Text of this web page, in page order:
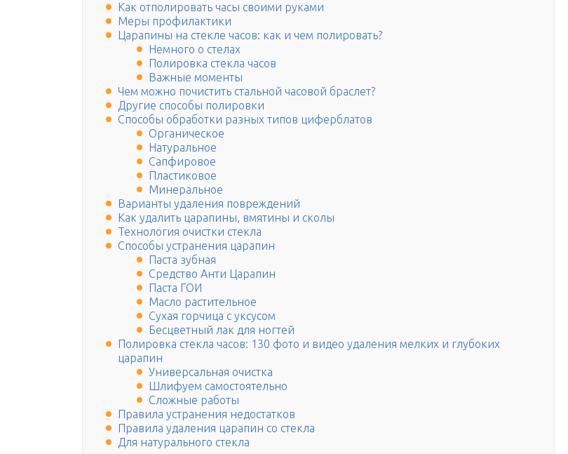
Как отполировать часы своими руками
Меры профилактики
Царапины на стекле часов: как и чем полировать?
Немного о стелах
Полировка стекла часов
Важные моменты
Чем можно почистить стальной часовой браслет?
Другие способы полировки
Способы обработки разных типов циферблатов
Органическое
Натуральное
Сапфировое
Пластиковое
Минеральное
Варианты удаления повреждений
Как удалить царапины, вмятины и сколы
Технология очистки стекла
Способы устранения царапин
Паста зубная
Средство Анти Царапин
Паста ГОИ
Масло растительное
Сухая горчица с уксусом
Бесцветный лак для ногтей
Полировка стекла часов: 130 фото и видео удаления мелких и глубоких
царапин
Универсальная очистка
Шлифуем самостоятельно
Сложные работы
Правила устранения недостатков
Правила удаления царапин со стекла
Для натурального стекла